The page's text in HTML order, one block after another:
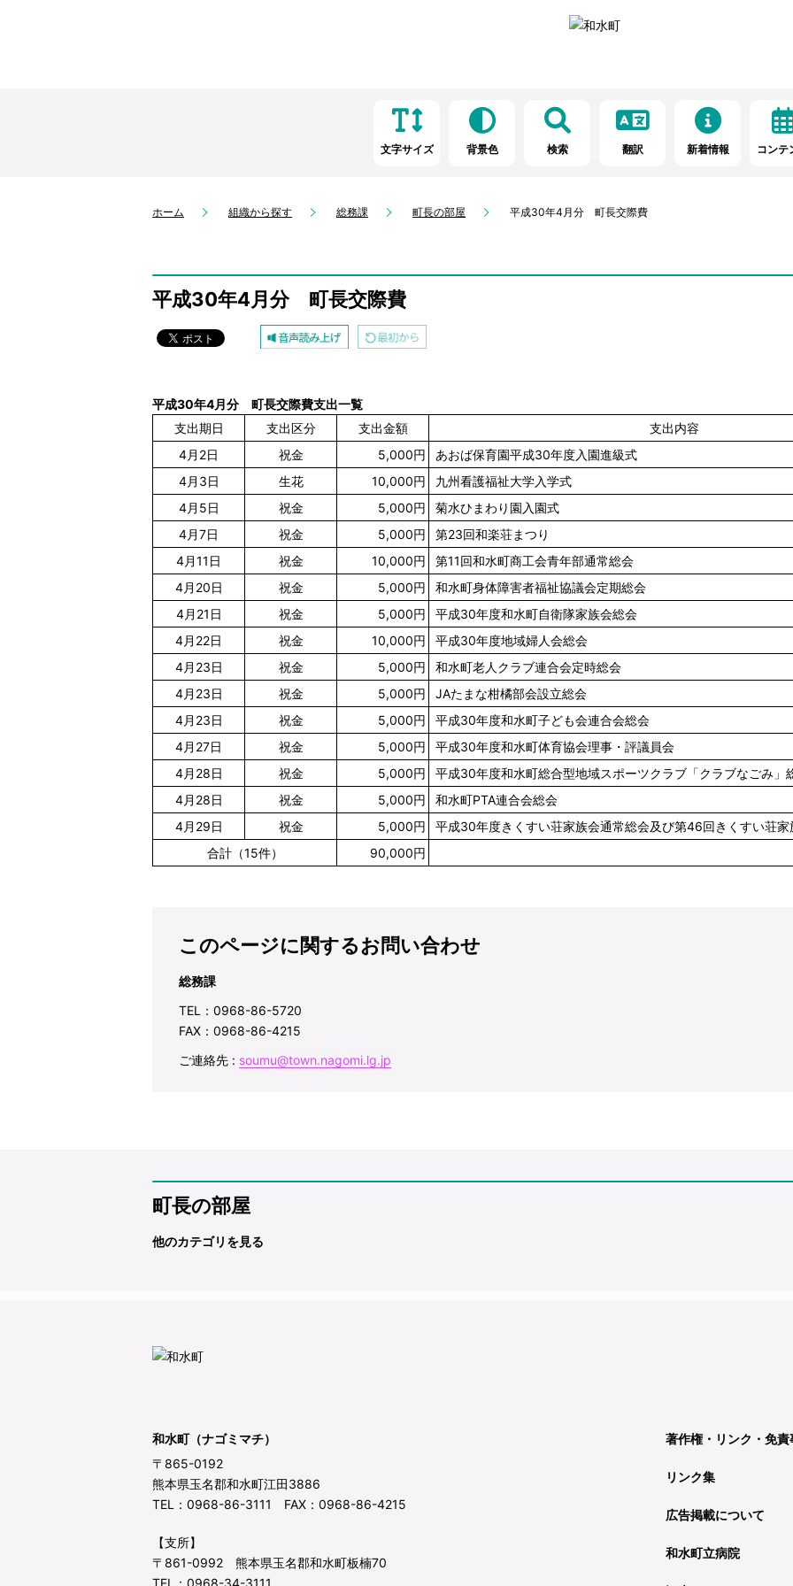
文字サイズ 背景色 検索 翻訳 新着情報 コンテ
ホーム 組織から探す 総務課 町長の部屋 平成30年4月分 町長交際費
平成30年4月分 町長交際費
平成30年4月分 町長交際費支出一覧
支出期日
支出区分 支出金額
支出内容
4月2日
祝金 5,000円
あおば保育園平成30年度入園進級式
4月3日
生花 10,000円
九州看護福祉大学入学式
4月5日
祝金 5,000円
菊水ひまわり園入園式
4月7日
祝金 5,000円
第23回和楽荘まつり
4月11日
祝金 10,000円
第11回和水町商工会青年部通常総会
4月20日
祝金 5,000円
和水町身体障害者福祉協議会定期総会
4月21日
祝金 5,000円
平成30年度和水町自衛隊家族会総会
4月22日
祝金 10,000円
平成30年度地域婦人会総会
4月23日
祝金 5,000円
和水町老人クラブ連合会定時総会
4月23日
祝金 5,000円
JAたまな柑橘部会設立総会
4月23日
祝金 5,000円
平成30年度和水町子ども会連合会総会
4月27日
祝金 5,000円
平成30年度和水町体育協会理事・評議員会
4月28日
祝金 5,000円
平成30年度和水町総合型地域スポーツクラブ「クラブなごみ」
4月28日
祝金 5,000円
和水町PTA連合会総会
4月29日
祝金 5,000円
平成30年度きくすい荘家族会通常総会及び第46回きくすい荘家
合計（15件）
90,000円
このページに関するお問い合わせ
総務課
TEL：0968-86-5720
FAX：0968-86-4215
ご連絡先 : soumu@town.nagomi.lg.jp
町長の部屋
他のカテゴリを見る
和水町（ナゴミマチ）
〒865-0192
熊本県玉名郡和水町江田3886
TEL：0968-86-3111 FAX：0968-86-4215
【支所】
〒861-0992 熊本県玉名郡和水町板楠70
TEL：0968-34-3111
著作権・リンク・免責
リンク集
広告掲載について
和水町立病院